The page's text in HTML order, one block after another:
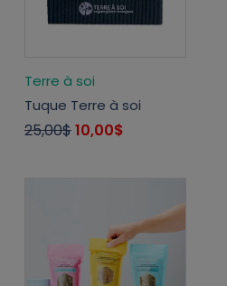
Terre à soi
Tuque Terre à soi
25,00$10,00$